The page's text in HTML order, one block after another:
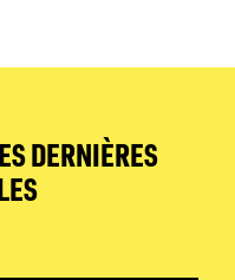
DERNIÈRES